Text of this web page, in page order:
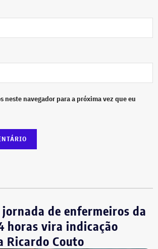
neste navegador para a próxima vez que eu
jornada de enfermeiros da
horas vira indicação
Ricardo Couto